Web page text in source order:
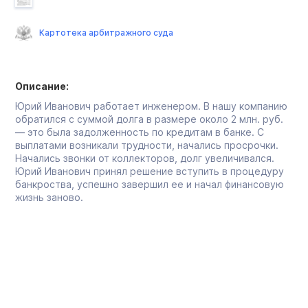
Описание:
Юрий Иванович работает инженером. В нашу компанию
обратился с суммой долга в размере около 2 млн. руб.
— это была задолженность по кредитам в банке. С
выплатами возникали трудности, начались просрочки.
Начались звонки от коллекторов, долг увеличивался.
Юрий Иванович принял решение вступить в процедуру
банкроства, успешно завершил ее и начал финансовую
жизнь заново.
Картотека арбитражного суда